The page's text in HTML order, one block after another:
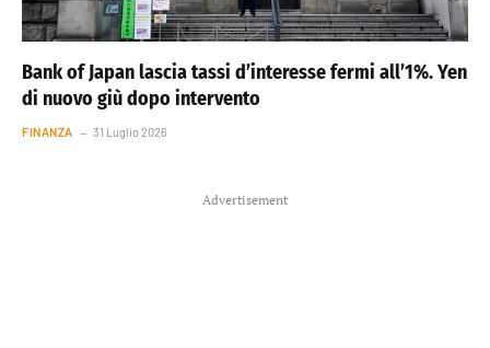
Bank of Japan lascia tassi d’interesse fermi all’1%. Yen
di nuovo giù dopo intervento
FINANZA 31 Luglio 2026
Advertisement